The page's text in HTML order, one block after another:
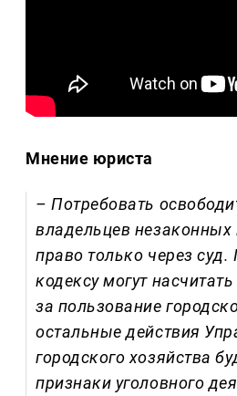
Мнение юриста
– Потребовать
владельцев
право только через
кодексу могут
за пользование
остальные действия
городского хозяйства
признаки уголовного